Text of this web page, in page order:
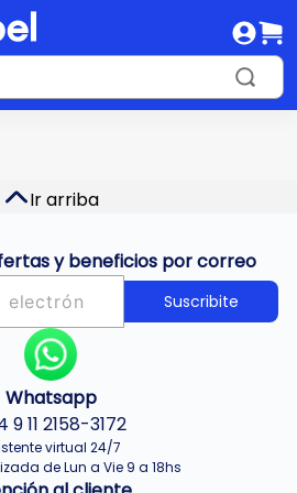
Ir arriba
y beneficios por correo
Suscribite
Whatsapp
9 11 2158-3172
virtual 24/7
de Lun a Vie 9 a 18hs